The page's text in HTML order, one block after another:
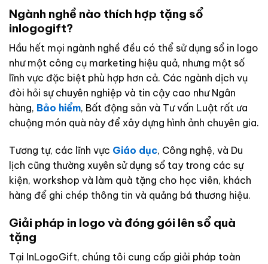
Ngành nghề nào thích hợp tặng sổ
inlogogift?
Hầu hết mọi ngành nghề đều có thể sử dụng sổ in logo
như một công cụ marketing hiệu quả, nhưng một số
lĩnh vực đặc biệt phù hợp hơn cả. Các ngành dịch vụ
đòi hỏi sự chuyên nghiệp và tin cậy cao như Ngân
hàng, Bảo hiểm, Bất động sản và Tư vấn Luật rất ưa
chuộng món quà này để xây dựng hình ảnh chuyên gia.
Tương tự, các lĩnh vực Giáo dục, Công nghệ, và Du
lịch cũng thường xuyên sử dụng sổ tay trong các sự
kiện, workshop và làm quà tặng cho học viên, khách
hàng để ghi chép thông tin và quảng bá thương hiệu.
Giải pháp in logo và đóng gói lên sổ quà
tặng
Tại InLogoGift, chúng tôi cung cấp giải pháp toàn